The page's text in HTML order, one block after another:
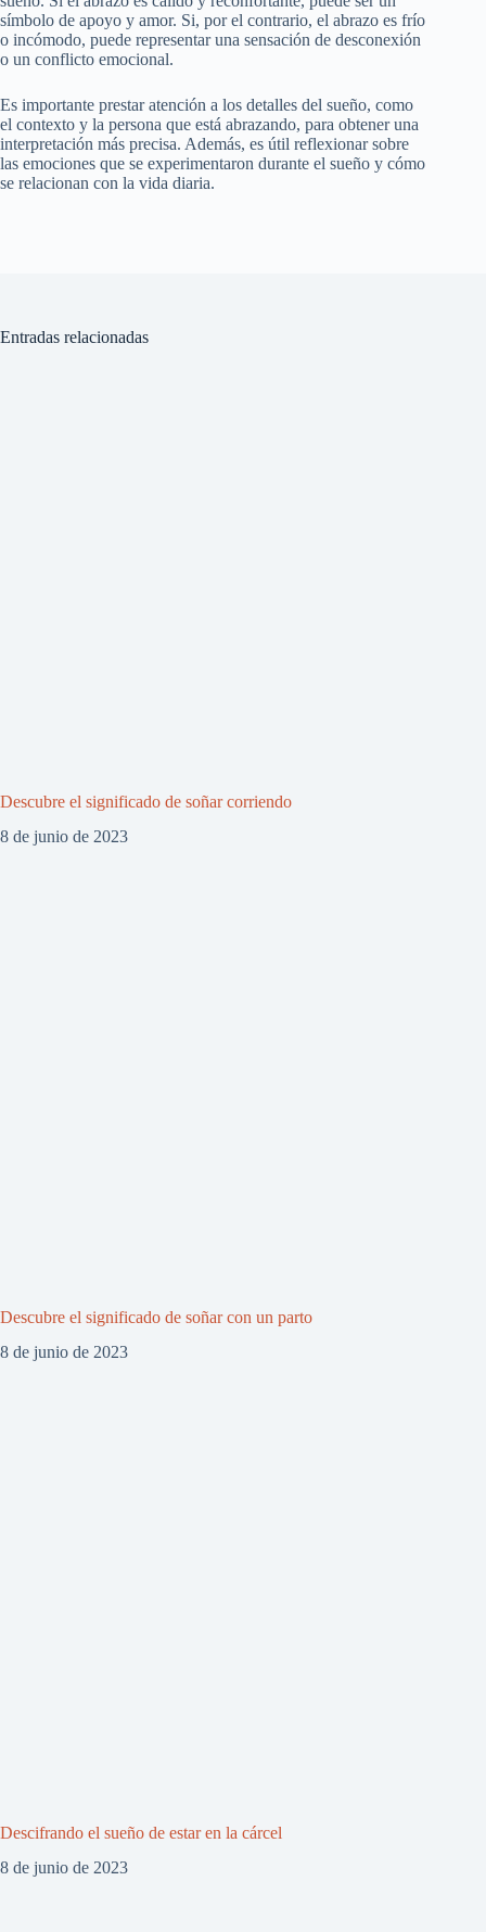
símbolo de apoyo y amor. Si, por el contrario, el abrazo es frío
o incómodo, puede representar una sensación de desconexión
o un conflicto emocional.
Es importante prestar atención a los detalles del sueño, como
el contexto y la persona que está abrazando, para obtener una
interpretación más precisa. Además, es útil reflexionar sobre
las emociones que se experimentaron durante el sueño y cómo
se relacionan con la vida diaria.
Entradas relacionadas
Descubre el significado de soñar corriendo
8 de junio de 2023
Descubre el significado de soñar con un parto
8 de junio de 2023
Descifrando el sueño de estar en la cárcel
8 de junio de 2023